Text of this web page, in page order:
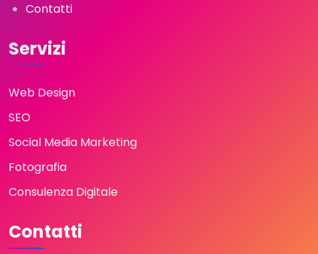
Contatti
Servizi
Web Design
SEO
Social Media Marketing
Fotografia
Consulenza Digitale
Contatti